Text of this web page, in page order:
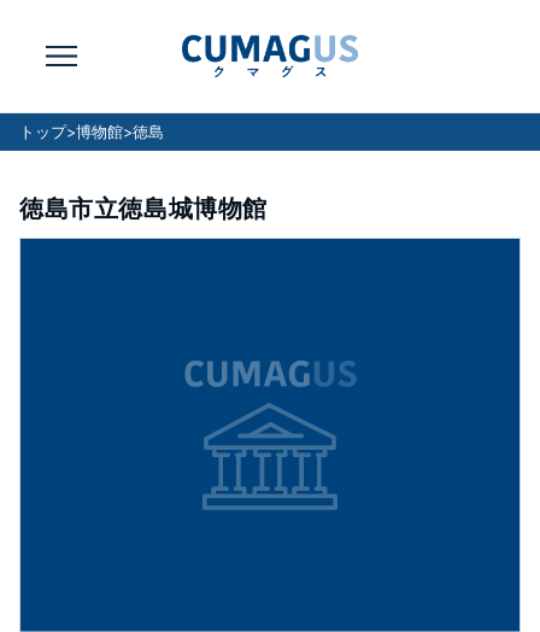
トップ>博物館>徳島
徳島市立徳島城博物館